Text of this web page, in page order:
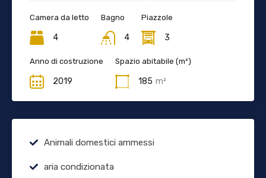
Camera da letto
4
Bagno
4
Piazzole
3
Anno di costruzione
2019
Spazio abitabile (m²)
185 m²
Animali domestici ammessi
aria condizionata